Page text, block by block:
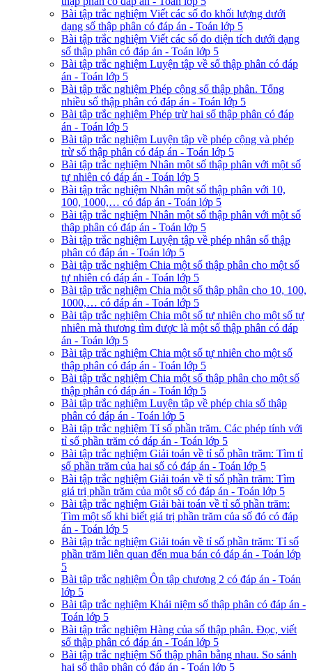
Bài tập trắc nghiệm Viết các số đo khối lượng dưới
dạng số thập phân có đáp án - Toán lớp 5
Bài tập trắc nghiệm Viết các số đo diện tích dưới dạng
số thập phân có đáp án - Toán lớp 5
Bài tập trắc nghiệm Luyện tập về số thập phân có đáp
án - Toán lớp 5
Bài tập trắc nghiệm Phép cộng số thập phân. Tổng
nhiều số thập phân có đáp án - Toán lớp 5
Bài tập trắc nghiệm Phép trừ hai số thập phân có đáp
án - Toán lớp 5
Bài tập trắc nghiệm Luyện tập về phép cộng và phép
trừ số thập phân có đáp án - Toán lớp 5
Bài tập trắc nghiệm Nhân một số thập phân với một số
tự nhiên có đáp án - Toán lớp 5
Bài tập trắc nghiệm Nhân một số thập phân với 10,
100, 1000,… có đáp án - Toán lớp 5
Bài tập trắc nghiệm Nhân một số thập phân với một số
thập phân có đáp án - Toán lớp 5
Bài tập trắc nghiệm Luyện tập về phép nhân số thập
phân có đáp án - Toán lớp 5
Bài tập trắc nghiệm Chia một số thập phân cho một số
tự nhiên có đáp án - Toán lớp 5
Bài tập trắc nghiệm Chia một số thập phân cho 10, 100,
1000,… có đáp án - Toán lớp 5
Bài tập trắc nghiệm Chia một số tự nhiên cho một số tự
nhiên mà thương tìm được là một số thập phân có đáp
án - Toán lớp 5
Bài tập trắc nghiệm Chia một số tự nhiên cho một số
thập phân có đáp án - Toán lớp 5
Bài tập trắc nghiệm Chia một số thập phân cho một số
thập phân có đáp án - Toán lớp 5
Bài tập trắc nghiệm Luyện tập về phép chia số thập
phân có đáp án - Toán lớp 5
Bài tập trắc nghiệm Tỉ số phần trăm. Các phép tính với
tỉ số phần trăm có đáp án - Toán lớp 5
Bài tập trắc nghiệm Giải toán về tỉ số phần trăm: Tìm tỉ
số phần trăm của hai số có đáp án - Toán lớp 5
Bài tập trắc nghiệm Giải toán về tỉ số phần trăm: Tìm
giá trị phần trăm của một số có đáp án - Toán lớp 5
Bài tập trắc nghiệm Giải bài toán về tỉ số phần trăm:
Tìm một số khi biết giá trị phần trăm của số đó có đáp
án - Toán lớp 5
Bài tập trắc nghiệm Giải toán về tỉ số phần trăm: Tỉ số
phần trăm liên quan đến mua bán có đáp án - Toán lớp
5
Bài tập trắc nghiệm Ôn tập chương 2 có đáp án - Toán
lớp 5
Bài tập trắc nghiệm Khái niệm số thập phân có đáp án -
Toán lớp 5
Bài tập trắc nghiệm Hàng của số thập phân. Đọc, viết
số thập phân có đáp án - Toán lớp 5
Bài tập trắc nghiệm Số thập phân bằng nhau. So sánh
hai số thập phân có đáp án - Toán lớp 5